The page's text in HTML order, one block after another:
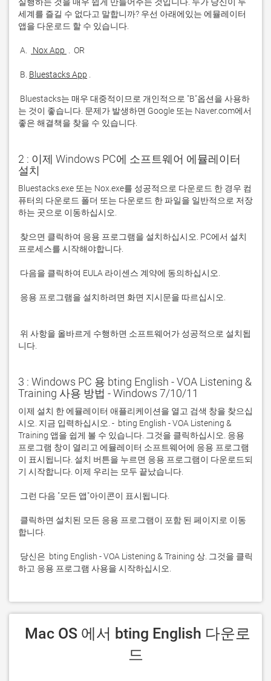
세계를 즐길 수 없다고 말합니까? 우선 아래에있는 에뮬레이터
A. Nox App
B. Bluestacks App
는 것이 좋습니다. 문제가 발생하면 Google 또는 Naver.com에서
좋은 해결책을 찾을 수 있습니다.
2 : 이제 Windows PC에 소프트웨어 에뮬레이터
설치
Bluestacks.exe 또는 Nox.exe를 성공적으로 다운로드 한 경우 컴
퓨터의 다운로드 폴더 또는 다운로드 한 파일을 일반적으로 저장
니다.
3 : Windows PC 용 bting English - VOA Listening &
Training 사용 방법 - Windows 7/10/11
이제 설치 한 에뮬레이터 애플리케이션을 열고 검색 창을 찾으십
시오. 지금 입력하십시오. -  bting English - VOA Listening &
Training 앱을 쉽게 볼 수 있습니다. 그것을 클릭하십시오. 응용
프로그램 창이 열리고 에뮬레이터 소프트웨어에 응용 프로그램
이 표시됩니다. 설치 버튼을 누르면 응용 프로그램이 다운로드되
하고 응용 프로그램 사용을 시작하십시오.
드